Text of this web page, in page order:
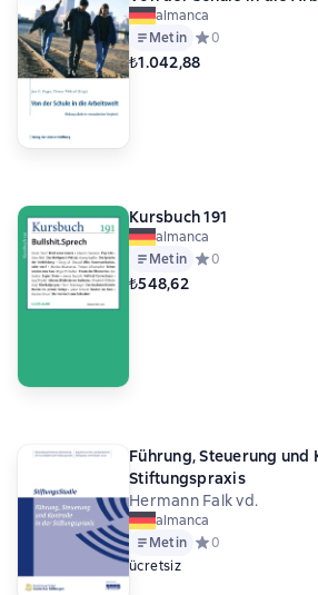
almanca
Metin Средний рейтинг
0
₺1.042,88
Kursbuch 191
almanca
Metin Средний рейтинг
0
₺548,62
Führung, Steuerung
Stiftungspraxis
Hermann Falk vd.
almanca
Metin Средний рейтинг
0
ücretsiz